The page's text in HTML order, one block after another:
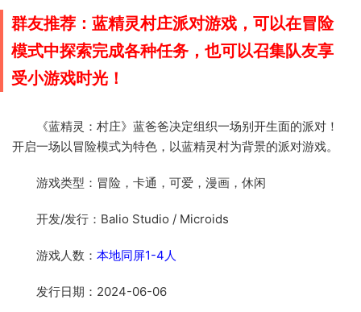
群友推荐：蓝精灵村庄派对游戏，可以在冒险
模式中探索完成各种任务，也可以召集队友享
受小游戏时光！
《蓝精灵：村庄》蓝爸爸决定组织一场别开生面的派对！
开启一场以冒险模式为特色，以蓝精灵村为背景的派对游戏。
游戏类型：冒险，卡通，可爱，漫画，休闲
开发/发行：Balio Studio / Microids
游戏人数： 本地同屏1-4人
发行日期：2024-06-06